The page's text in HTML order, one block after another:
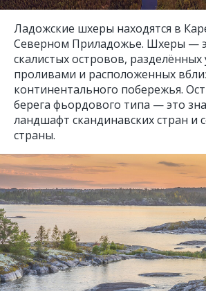
Ладожские шхеры находятся в
Северном Приладожье. Шхеры —
скалистых островов, разделённых
проливами и расположенных
континентального побережья.
берега фьордового типа — это
ландшафт скандинавских стран и
страны.